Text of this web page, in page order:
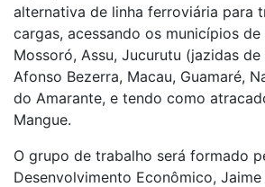
alternativa de linha ferroviária para
cargas, acessando os municípios de
Mossoró, Assu, Jucurutu (jazidas
Afonso Bezerra, Macau, Guamaré,
do Amarante, e tendo como
Mangue.
O grupo de trabalho será formado
Desenvolvimento Econômico,